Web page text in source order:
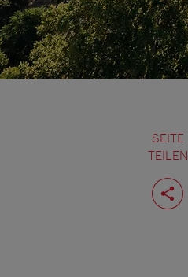
SEITE
TEILEN
Seite
teilen